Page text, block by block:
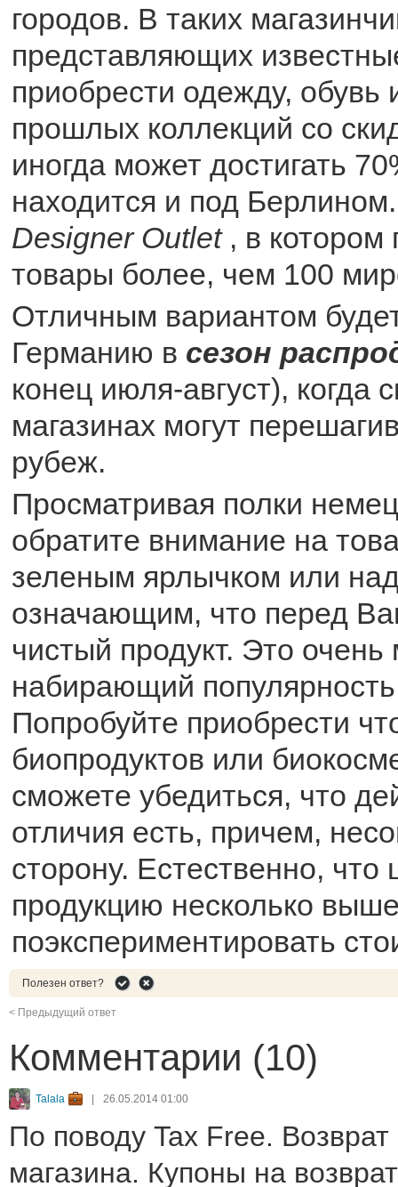
городов. В таких
представляющих
приобрести одежду, обувь
прошлых коллекций со
иногда может достигать
находится и под
Designer Outlet , в котором
товары более, чем 100
Отличным вариантом
Германию в сезон
конец июля-август), когда
магазинах могут
рубеж.
Просматривая полки
обратите внимание на
зеленым ярлычком или
означающим, что перед
чистый продукт. Это
набирающий
Попробуйте приобрести
биопродуктов или
сможете убедиться, что
отличия есть, причем,
сторону. Естественно, что
продукцию несколько
поэкспериментировать
Полезен ответ?
< Предыдущий ответ
Комментарии (10)
Talala 26.05.2014 01:00
По поводу Tax Free.
магазина. Купоны на